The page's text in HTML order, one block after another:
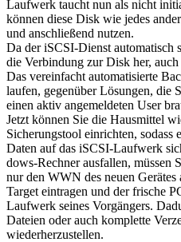
Laufwerk taucht nun als nicht
können diese Disk wie jedes
und anschließend nutzen.
Da der iSCSI-Dienst automatisch
die Verbindung zur Disk her,
Das vereinfacht automatisierte
laufen, gegenüber Lösungen, die
einen aktiv angemeldeten User
Jetzt können Sie die Hausmittel
Sicherungstool einrichten,
Daten auf das iSCSI-Laufwerk
dows-Rechner ausfallen, müssen
nur den WWN des neuen Gerätes
Target eintragen und der frische
Laufwerk seines Vorgängers.
Dateien oder auch komplette
wiederherzustellen.